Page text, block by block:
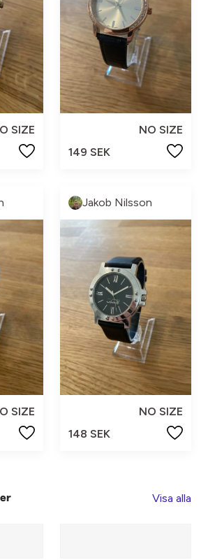
SIZE
NO SIZE
149 SEK
SIZE
Jakob Nilsson
NO SIZE
148 SEK
Visa alla